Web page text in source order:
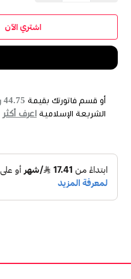
اشتري الآن
أو قسم فاتورتك بقيمة 44.75 ر.س
الشريعة الإسلامية اعرف أكثر